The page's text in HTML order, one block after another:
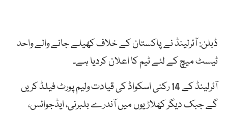
ڈبلن: آئرلینڈ نے پاکستان کے خلاف کھیلے جانے والے واحد
ٹیسٹ میچ کے لئے ٹیم کا اعلان کردیا ہے۔
آئرلینڈ کے 14 رکنی اسکواڈ کی قیادت ولیم پورٹ فیلڈ کریں
گے جبک دیگر کھلاڑیوں میں آندرے بلبرنی، ایڈجوائس،